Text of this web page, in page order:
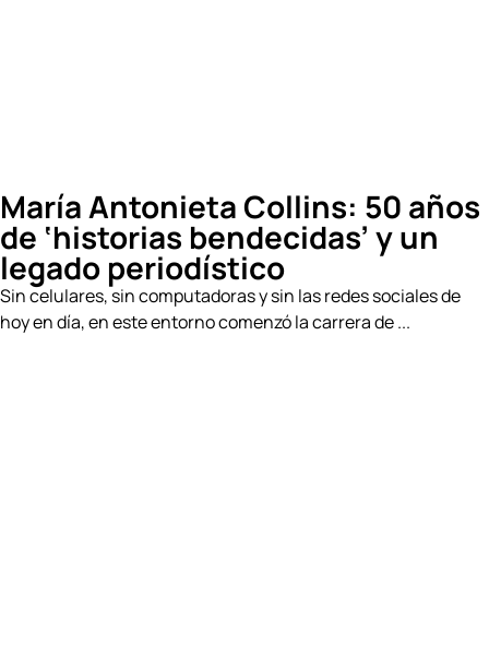
María Antonieta Collins: 50 años
de ‘historias bendecidas’ y un
legado periodístico
Sin celulares, sin computadoras y sin las redes sociales de
hoy en día, en este entorno comenzó la carrera de ...